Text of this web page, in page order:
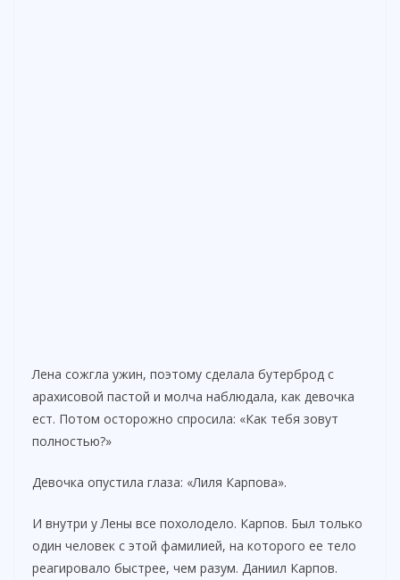
Лена сожгла ужин, поэтому сделала бутерброд с
арахисовой пастой и молча наблюдала, как девочка
ест. Потом осторожно спросила: «Как тебя зовут
полностью?»
Девочка опустила глаза: «Лиля Карпова».
И внутри у Лены все похолодело. Карпов. Был только
один человек с этой фамилией, на которого ее тело
реагировало быстрее, чем разум. Даниил Карпов.